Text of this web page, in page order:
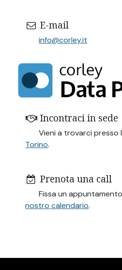
E-mail
info@corley.it
Incontraci in sede
Vieni a trovarci presso
Torino.
Prenota una call
Fissa un
nostro calendario.